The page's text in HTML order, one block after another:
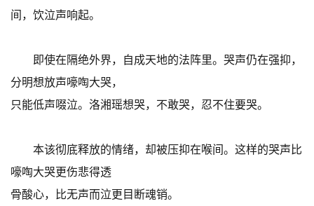
间，饮泣声响起。
即使在隔绝外界，自成天地的法阵里。哭声仍在强抑，
分明想放声嚎啕大哭，
只能低声啜泣。洛湘瑶想哭，不敢哭，忍不住要哭。
本该彻底释放的情绪，却被压抑在喉间。这样的哭声比
嚎啕大哭更伤悲得透
骨酸心，比无声而泣更目断魂销。